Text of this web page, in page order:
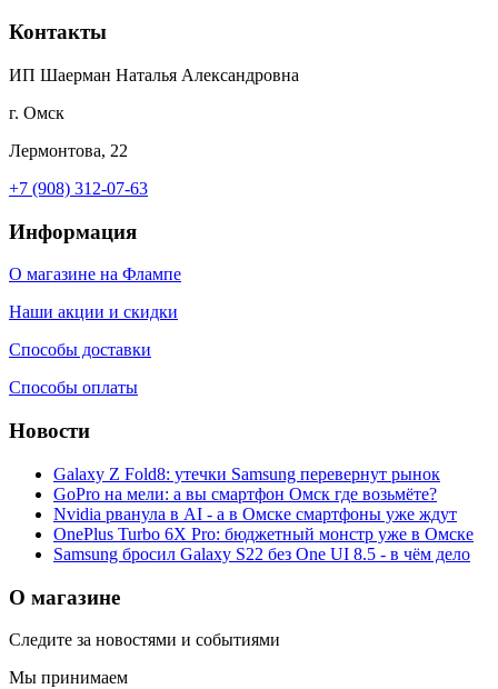
Контакты
ИП Шаерман Наталья Александровна
г. Омск
Лермонтова, 22
+7 (908) 312-07-63
Информация
О магазине на Флампе
Наши акции и скидки
Способы доставки
Способы оплаты
Новости
Galaxy Z Fold8: утечки Samsung перевернут рынок
GoPro на мели: а вы смартфон Омск где возьмёте?
Nvidia рванула в AI - а в Омске смартфоны уже ждут
OnePlus Turbo 6X Pro: бюджетный монстр уже в Омске
Samsung бросил Galaxy S22 без One UI 8.5 - в чём дело
О магазине
Следите за новостями и событиями
Мы принимаем